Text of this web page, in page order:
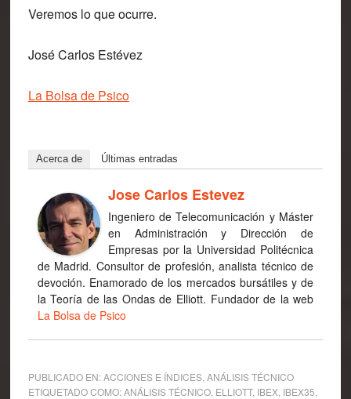
Veremos lo que ocurre.
José Carlos Estévez
La Bolsa de Psico
Acerca de Últimas entradas
Jose Carlos Estevez
Ingeniero de Telecomunicación y Máster
en Administración y Dirección de
Empresas por la Universidad Politécnica
de Madrid. Consultor de profesión, analista técnico de
devoción. Enamorado de los mercados bursátiles y de
la Teoría de las Ondas de Elliott. Fundador de la web
La Bolsa de Psico
PUBLICADO EN:ACCIONES E ÍNDICES, ANÁLISIS TÉCNICO
ETIQUETADO COMO:ANÁLISIS TÉCNICO, ELLIOTT, IBEX, IBEX35